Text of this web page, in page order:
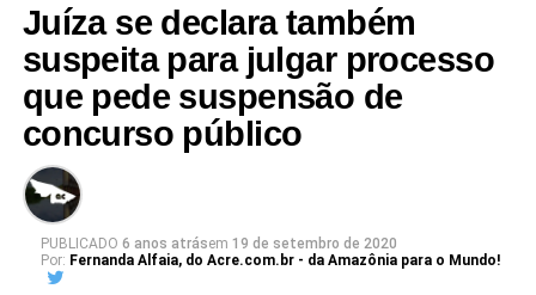
Juíza se declara também
suspeita para julgar processo
que pede suspensão de
concurso público
PUBLICADO 6 anos atrásem 19 de setembro de 2020
Por: Fernanda Alfaia, do Acre.com.br - da Amazônia para o Mundo!